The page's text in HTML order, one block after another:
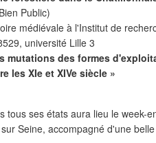
Public)
médiévale à l'Institut de
université Lille 3
mutations des formes
les XIe et XIVe siècle »